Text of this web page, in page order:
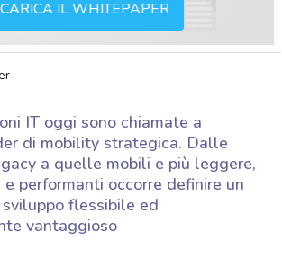
IL WHITEPAPER
IT oggi sono chiamate a
di mobility strategica. Dalle
a quelle mobili e più leggere,
performanti occorre definire un
flessibile ed
vantaggioso